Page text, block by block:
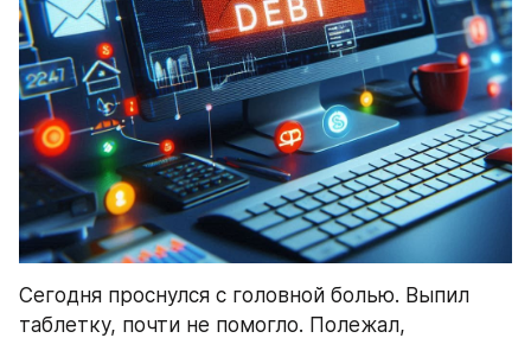
Сегодня проснулся с головной болью. Выпил
таблетку, почти не помогло. Полежал,